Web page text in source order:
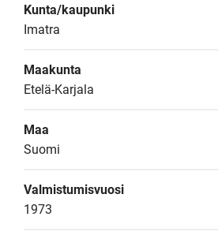
Kunta/kaupunki
Imatra
Maakunta
Etelä-Karjala
Maa
Suomi
Valmistumisvuosi
1973